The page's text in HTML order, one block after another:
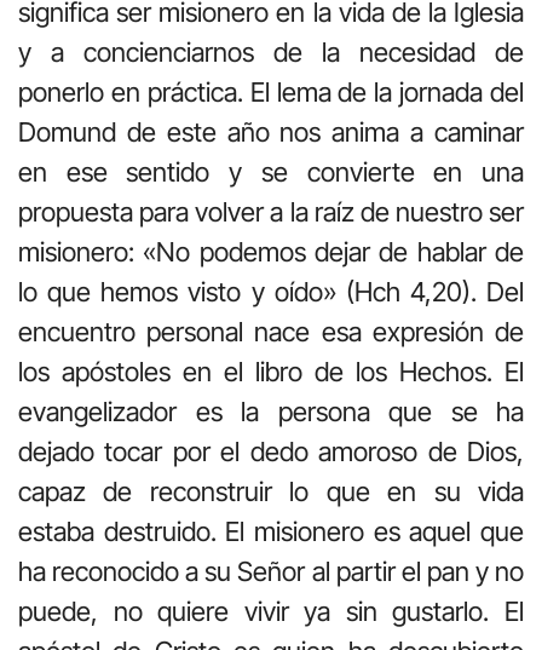
significa ser misionero en la vida de la Iglesia
y a concienciarnos de la necesidad de
ponerlo en práctica. El lema de la jornada del
Domund de este año nos anima a caminar
en ese sentido y se convierte en una
propuesta para volver a la raíz de nuestro ser
misionero: «No podemos dejar de hablar de
lo que hemos visto y oído» (Hch 4,20). Del
encuentro personal nace esa expresión de
los apóstoles en el libro de los Hechos. El
evangelizador es la persona que se ha
dejado tocar por el dedo amoroso de Dios,
capaz de reconstruir lo que en su vida
estaba destruido. El misionero es aquel que
ha reconocido a su Señor al partir el pan y no
puede, no quiere vivir ya sin gustarlo. El